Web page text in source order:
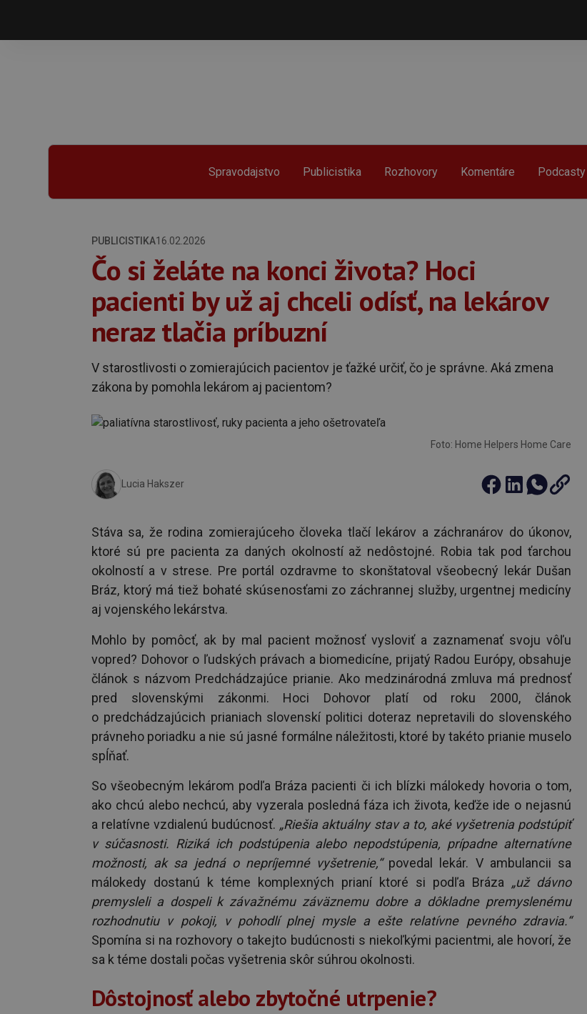
Spravodajstvo Publicistika Rozhovory Komentáre Podcasty
PUBLICISTIKA16.02.2026
Čo si želáte na konci života? Hoci
pacienti by už aj chceli odísť, na lekárov
neraz tlačia príbuzní
V starostlivosti o zomierajúcich pacientov je ťažké určiť, čo je správne. Aká zmena
zákona by pomohla lekárom aj pacientom?
Foto: Home Helpers Home Care
Lucia Hakszer
Stáva sa, že rodina zomierajúceho človeka tlačí lekárov a záchranárov do úkonov,
ktoré sú pre pacienta za daných okolností až nedôstojné. Robia tak pod ťarchou
okolností a v strese. Pre portál ozdravme to skonštatoval všeobecný lekár Dušan
Bráz, ktorý má tiež bohaté skúsenosťami zo záchrannej služby, urgentnej medicíny
aj vojenského lekárstva.
Mohlo by pomôcť, ak by mal pacient možnosť vysloviť a zaznamenať svoju vôľu
vopred? Dohovor o ľudských právach a biomedicíne, prijatý Radou Európy, obsahuje
článok s názvom Predchádzajúce prianie. Ako medzinárodná zmluva má prednosť
pred slovenskými zákonmi. Hoci Dohovor platí od roku 2000, článok
o predchádzajúcich prianiach slovenskí politici doteraz nepretavili do slovenského
právneho poriadku a nie sú jasné formálne náležitosti, ktoré by takéto prianie muselo
spĺňať.
So všeobecným lekárom podľa Bráza pacienti či ich blízki málokedy hovoria o tom,
ako chcú alebo nechcú, aby vyzerala posledná fáza ich života, keďže ide o nejasnú
a relatívne vzdialenú budúcnosť. „Riešia aktuálny stav a to, aké vyšetrenia podstúpiť
v súčasnosti. Rizikáich podstúpenia alebo nepodstúpenia, prípadne alternatívne
možnosti, ak sa jedná o nepríjemné vyšetrenie,“povedal lekár. V ambulancii sa
málokedy dostanú k téme komplexných prianí ktoré si podľa Bráza „už dávno
premysleli a dospeli k závažnému záväznemu dobre a dôkladne premyslenému
rozhodnutiu v pokoji, v pohodlí plnej mysle a ešte relatívne pevného zdravia.“
Spomína si na rozhovory o takejto budúcnosti s niekoľkými pacientmi, ale hovorí, že
sa k téme dostali počas vyšetrenia skôr súhrou okolnosti.
Dôstojnosť alebo zbytočné utrpenie?